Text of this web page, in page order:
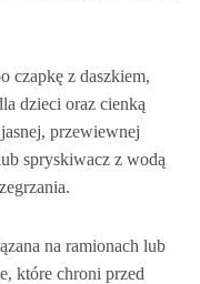
czapkę z daszkiem,
dzieci oraz cienką
przewiewnej
spryskiwacz z wodą
na ramionach lub
które chroni przed